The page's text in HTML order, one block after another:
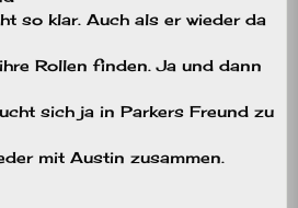
so klar. Auch als er wieder da
Rollen finden. Ja und dann
sich ja in Parkers Freund zu
mit Austin zusammen.